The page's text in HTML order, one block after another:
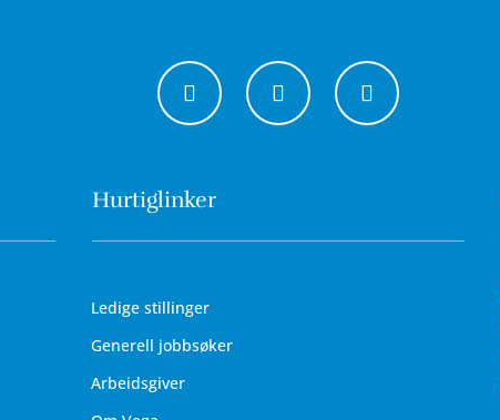
Hurtiglinker
Ledige stillinger
Generell jobbsøker
Arbeidsgiver